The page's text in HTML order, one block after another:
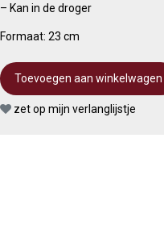
– Kan in de droger
Formaat: 23 cm
zet op mijn verlanglijstje